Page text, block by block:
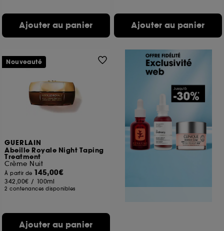
Ajouter au panier Ajouter au panier
GUERLAIN
Abeille Royale Night Taping
Treatment
Crème Nuit
À partir de 145,00€
342,00€ / 100ml
2 contenances disponibles
Ajouter au panier
Nouveauté